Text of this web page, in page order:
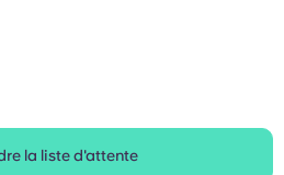
la liste d'attente